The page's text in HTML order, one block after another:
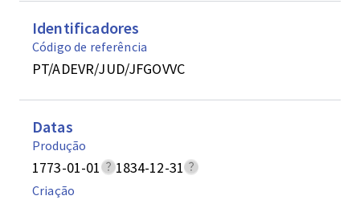
Identificadores
Código de referência
PT/ADEVR/JUD/JFGOVVC
Datas
Produção
1773-01-01 1834-12-31
Criação